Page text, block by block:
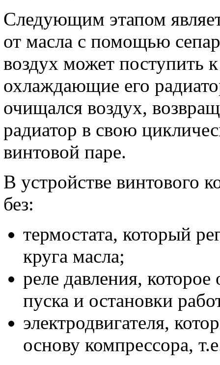
Следующим этапом
от масла с помощью
воздух может поступить
охлаждающие его
очищался воздух,
радиатор в свою
винтовой паре.
В устройстве винтового
без:
термостата, который
круга масла;
реле давления, которое
пуска и остановки
электродвигателя,
основу компрессора,